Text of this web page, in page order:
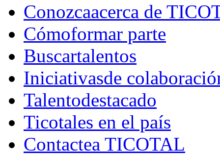
Conozcaacerca de
Cómoformar parte
Buscartalentos
Iniciativasde
Talentodestacado
Ticotales en el país
Contactea TICOTAL